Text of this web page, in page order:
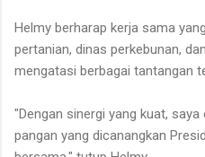
Helmy berharap kerja sama
pertanian, dinas perkebunan,
mengatasi berbagai tantangan
"Dengan sinergi yang kuat,
pangan yang dicanangkan